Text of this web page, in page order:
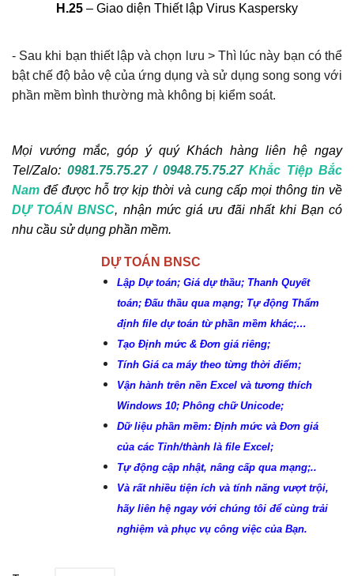
H.25 – Giao diện Thiết lập Virus Kaspersky
- Sau khi bạn thiết lập và chọn lưu > Thì lúc này bạn có thể
bật chế độ bảo vệ của ứng dụng và sử dụng song song với
phần mềm bình thường mà không bị kiểm soát.
Mọi vướng mắc, góp ý quý Khách hàng liên hệ ngay
Tel/Zalo: 0981.75.75.27 / 0948.75.75.27 Khắc Tiệp Bắc
Nam để được hỗ trợ kịp thời và cung cấp mọi thông tin về
DỰ TOÁN BNSC, nhận mức giá ưu đãi nhất khi Bạn có
nhu cầu sử dụng phần mềm.
DỰ TOÁN BNSC
Lập Dự toán; Giá dự thầu; Thanh Quyết
toán; Đấu thầu qua mạng; Tự động Thẩm
định file dự toán từ phần mềm khác;…
Tạo Định mức & Đơn giá riêng;
Tính Giá ca máy theo từng thời điểm;
Vận hành trên nền Excel và tương thích
Windows 10; Phông chữ Unicode;
Dữ liệu phần mềm: Định mức và Đơn giá
của các Tỉnh/thành là file Excel;
Tự động cập nhật, nâng cấp qua mạng;..
Và rất nhiều tiện ích và tính năng vượt trội,
hãy liên hệ ngay với chúng tôi để cùng trải
nghiệm và phục vụ công việc của Bạn.